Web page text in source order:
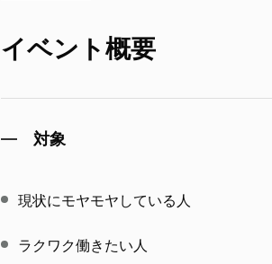
イベント概要
対象
現状にモヤモヤしている人
ラクワク働きたい人